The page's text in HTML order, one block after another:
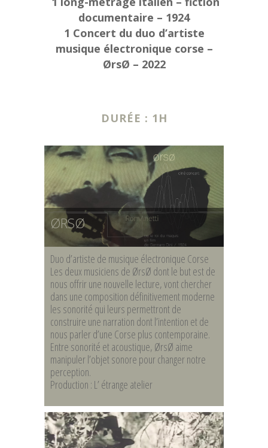
documentaire – 1924
1 Concert du duo d’artiste
musique électronique corse –
ØrsØ – 2022
DURÉE : 1H
ØRSØ
Duo d’artiste de musique électronique Corse
Les deux musiciens de ØrsØ dont le but est de
nous offrir une nouvelle lecture, vont chercher
dans une composition définitivement moderne
les sonorité qui leurs permettront de
construire une narration dont l’intention et de
nous parler d’une Corse plus contemporaine.
Entre sonorité et acoustique, ØrsØ aime
manipuler l’objet sonore pour changer notre
perception.
Production : L’ étrange atelier